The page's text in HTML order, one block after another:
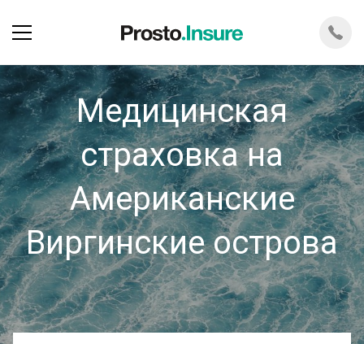
Медицинская
страховка на
Американские
Виргинские острова